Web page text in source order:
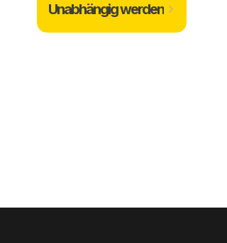
Unabhängig werden